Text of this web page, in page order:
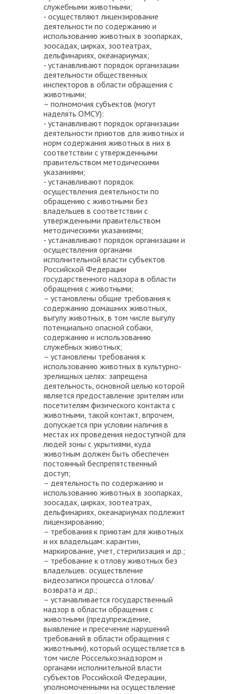
служебными животными;
- осуществляют лицензирование
деятельности по содержанию и
использованию животных в зоопарках,
зоосадах, цирках, зоотеатрах,
дельфинариях, океанариумах;
- устанавливают порядок организации
деятельности общественных
инспекторов в области обращения с
животными;
– полномочия субъектов (могут
наделять ОМСУ):
- устанавливают порядок организации
деятельности приютов для животных и
норм содержания животных в них в
соответствии с утвержденными
правительством методическими
указаниями;
- устанавливают порядок
осуществления деятельности по
обращению с животными без
владельцев в соответствии с
утвержденными правительством
методическими указаниями;
- устанавливают порядок организации и
осуществления органами
исполнительной власти субъектов
Российской Федерации
государственного надзора в области
обращения с животными;
– установлены общие требования к
содержанию домашних животных,
выгулу животных, в том числе выгулу
потенциально опасной собаки,
содержанию и использованию
служебных животных;
– установлены требования к
использованию животных в культурно-
зрелищных целях: запрещена
деятельность, основной целью которой
является предоставление зрителям или
посетителям физического контакта с
животными, такой контакт, впрочем,
допускается при условии наличия в
местах их проведения недоступной для
людей зоны с укрытиями, куда
животным должен быть обеспечен
постоянный беспрепятственный
доступ;
– деятельность по содержанию и
использованию животных в зоопарках,
зоосадах, цирках, зоотеатрах,
дельфинариях, океанариумах подлежит
лицензированию;
– требования к приютам для животных
и их владельцам: карантин,
маркирование, учет, стерилизация и др.;
– требование к отлову животных без
владельцев: осуществление
видеозаписи процесса отлова/
возврата и др.;
– устанавливается государственный
надзор в области обращения с
животными (предупреждение,
выявление и пресечение нарушений
требований в области обращения с
животными), который осуществляется в
том числе Россельхознадзором и
органами исполнительной власти
субъектов Российской Федерации,
уполномоченными на осуществление